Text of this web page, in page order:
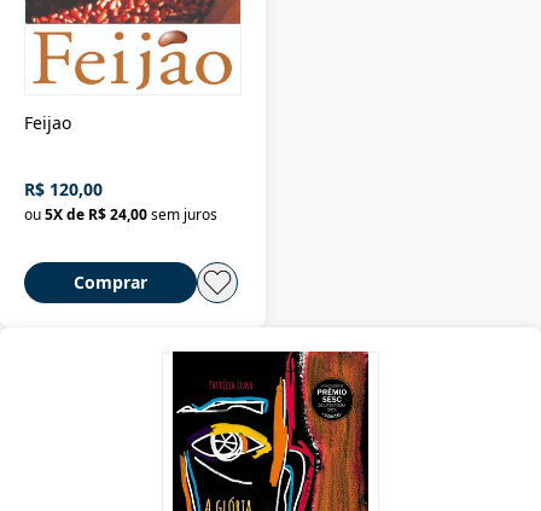
Feijao
R$ 120,00
ou5X de R$ 24,00sem juros
Comprar